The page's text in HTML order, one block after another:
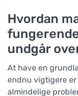
Hvordan
undgår
At have en
endnu vigtigere
almindelige